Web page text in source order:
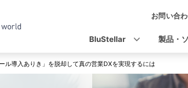
ゲ
お問い合
BluStellar 製品・
ール導入ありき」を脱却して真の営業DXを実現するには